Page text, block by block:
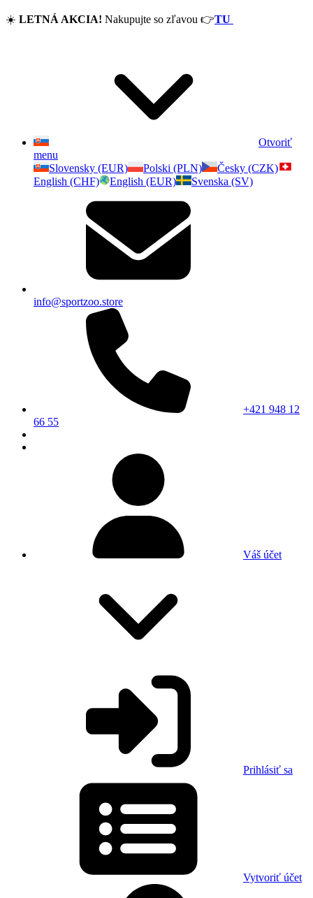
☀️ LETNÁ AKCIA! Nakupujte so zľavou 👉TU
Otvoriť
menu
Slovensky (EUR)
Polski (PLN)
Česky (CZK)
English (CHF)
English (EUR) Svenska (SV)
info@sportzoo.store
+421 948 12
66 55
Váš účet
Prihlásiť sa
Vytvoriť účet